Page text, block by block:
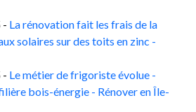
- La rénovation fait les frais de la
solaires sur des toits en zinc -
- Le métier de frigoriste évolue -
bois-énergie - Rénover en Île-